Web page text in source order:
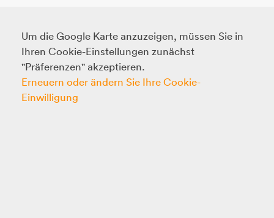
Um die Google Karte anzuzeigen, müssen Sie in
Ihren Cookie-Einstellungen zunächst
"Präferenzen" akzeptieren.
Erneuern oder ändern Sie Ihre Cookie-
Einwilligung